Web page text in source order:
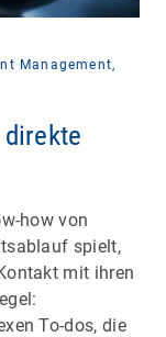
Management,
how von
spielt,
mit ihren
To-dos, die